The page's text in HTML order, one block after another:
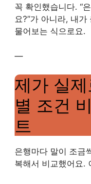
꼭 확인했습니다. “
요?”가 아니라, 내
물어보는 식으로요.
—
제가 실제
별 조건
트
은행마다 말이 조금
복해서 비교했어요.